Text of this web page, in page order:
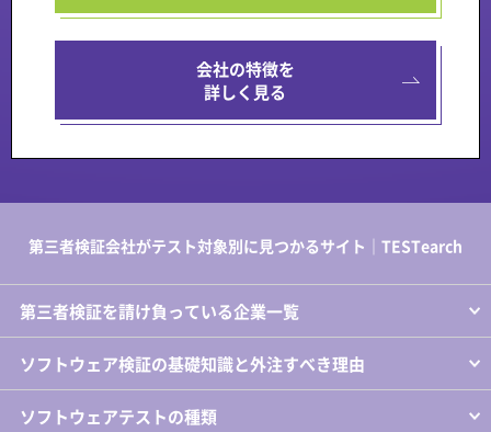
会社の特徴を
詳しく見る
第三者検証会社がテスト対象別に見つかるサイト｜TESTearch
第三者検証を請け負っている企業一覧
ソフトウェア検証の基礎知識と外注すべき理由
ソフトウェアテストの種類